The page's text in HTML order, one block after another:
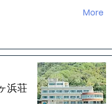
More
浜荘